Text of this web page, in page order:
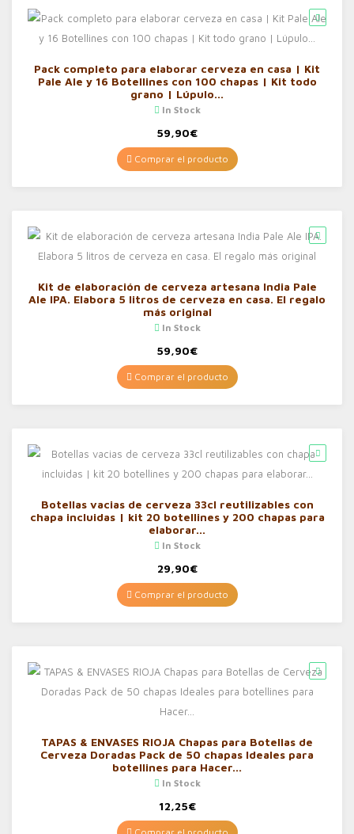
Pack completo para elaborar cerveza en casa | Kit
Pale Ale y 16 Botellines con 100 chapas | Kit todo
grano | Lúpulo…
In Stock
59,90€
Comprar el producto
Kit de elaboración de cerveza artesana India Pale
Ale IPA. Elabora 5 litros de cerveza en casa. El regalo
más original
In Stock
59,90€
Comprar el producto
Botellas vacias de cerveza 33cl reutilizables con
chapa incluidas | kit 20 botellines y 200 chapas para
elaborar…
In Stock
29,90€
Comprar el producto
TAPAS & ENVASES RIOJA Chapas para Botellas de
Cerveza Doradas Pack de 50 chapas Ideales para
botellines para Hacer…
In Stock
12,25€